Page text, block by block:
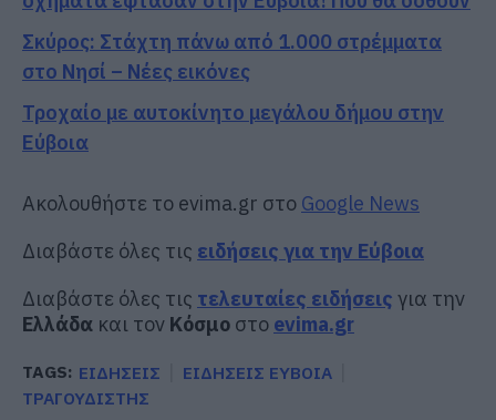
Σκύρος: Στάχτη πάνω από 1.000 στρέμματα
στο Νησί – Νέες εικόνες
Τροχαίο με αυτοκίνητο μεγάλου δήμου στην
Εύβοια
Ακολουθήστε το evima.gr στο Google News
Διαβάστε όλες τις ειδήσεις για την Εύβοια
Διαβάστε όλες τις τελευταίες ειδήσεις για την
Ελλάδα και τον Κόσμο στο evima.gr
TAGS: ΕΙΔΗΣΕΙΣ
ΕΙΔΗΣΕΙΣ ΕΥΒΟΙΑ
ΤΡΑΓΟΥΔΙΣΤΗΣ